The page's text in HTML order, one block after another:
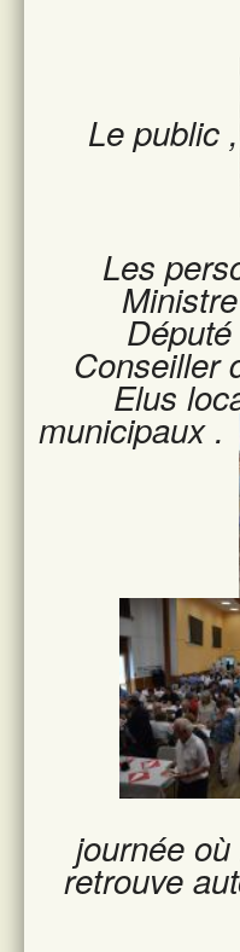
Le public ,
Les
Député
Conseiller
Elus
municipaux .
journée
retrouve